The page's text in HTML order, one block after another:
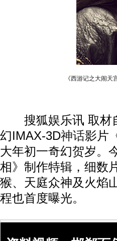
《西游记之大闹
搜狐娱乐讯 取材
幻IMAX-3D神话影片
大年初一奇幻贺岁。
相》制作特辑，细数
猴、天庭众神及火焰
程也首度曝光。